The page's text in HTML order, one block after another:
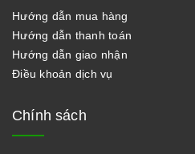
Hướng dẫn mua hàng
Hướng dẫn thanh toán
Hướng dẫn giao nhận
Điều khoản dịch vụ
Chính sách